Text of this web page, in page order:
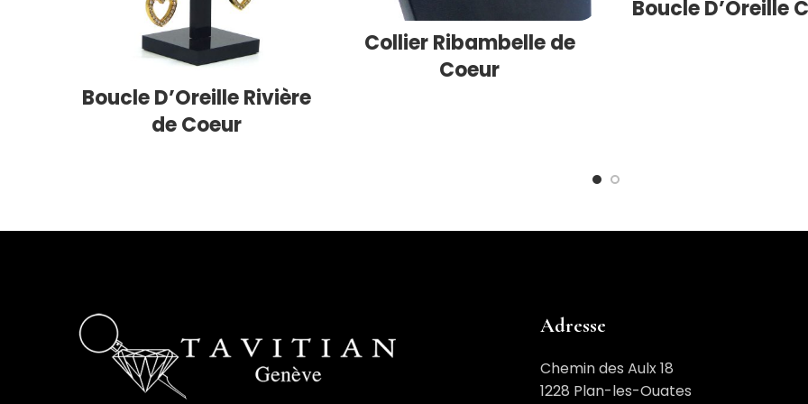
Boucle D’Oreille Rivière
de Coeur
Collier Ribambelle de
Coeur
Boucle D’Oreille
Adresse
Chemin des Aulx 18
1228 Plan-les-Ouates